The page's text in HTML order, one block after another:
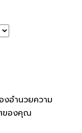
งอำนวยความ
ของคุณ